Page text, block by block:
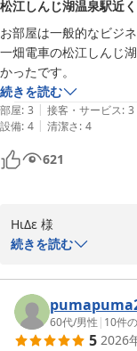
いただきましたご意
いただいた際には、
よう努めてまいりま
またのご来館をスタ
ご投稿有難うございま
担当　深田
一方で、アルコール
だき、ありがとうご
いただきます。
これからも皆様にゆ
ただけるホテルであ
またのお越しをスタ
松江しんじ湖温泉 ホ
松江しんじ湖温泉駅近
お部屋は一般的なビジ
一畑電車の松江しんじ
かったです。
続きを読む
部屋: 3 | 接客・サービス: 3
設備: 4 | 清潔さ: 4
621
HιΔε 様
この度はホテル一畑
当館の立地につきま
湖畔へのアクセスの
す。観光やビジネス
続きを読む
60代/男性 | 10件
5 2026